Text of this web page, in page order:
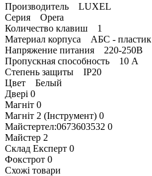
Производитель LUXEL
Серия Opera
Количество клавиш 1
Материал корпуса АБС - пластик
Напряжение питания 220-250В
Пропускная способность 10 А
Степень защиты IP20
Цвет Белый
Двері 0
Магніт 0
Магніт 2 (Інструмент) 0
Майстертел:0673603532 0
Майстер 2
Склад Експерт 0
Фокстрот 0
Схожі товари